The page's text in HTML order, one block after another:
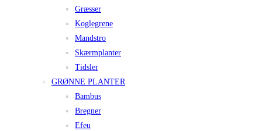
Græsser
Koglegrene
Mandstro
Skærmplanter
Tidsler
GRØNNE PLANTER
Bambus
Bregner
Efeu